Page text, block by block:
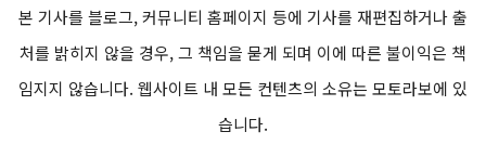
본 기사를 블로그, 커뮤니티 홈페이지 등에 기사를 재편집하거나 출
처를 밝히지 않을 경우, 그 책임을 묻게 되며 이에 따른 불이익은 책
임지지 않습니다. 웹사이트 내 모든 컨텐츠의 소유는 모토라보에 있
습니다.